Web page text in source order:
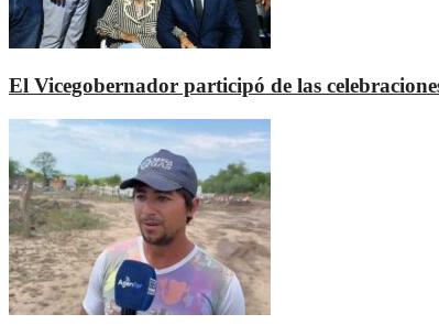
El Vicegobernador participó de las